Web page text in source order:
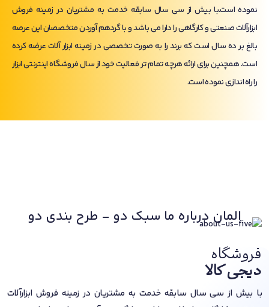
نموده است.با بیش از سی سال سابقه خدمت به مشتریان در زمینه فروش
ابزارآلات صنعتی و کارگاهی را دارا می باشد و با گردهم آوردن متخصصان این عرصه
بالغ بر ده سال است که برند را به صورت تخصصی در زمینه ابزار آلات عرضه کرده
است. همچنین برای ارائه هرچه تمام تر فعالیت خود از سال فروشگاه اینترنتی ابزار
را راه اندازی نموده است.
المان درباره ما سبک دو - طرح بندی دو
فروشگاه
دیجی کالا
با بیش از سی سال سابقه خدمت به مشتریان در زمینه فروش ابزارآلات